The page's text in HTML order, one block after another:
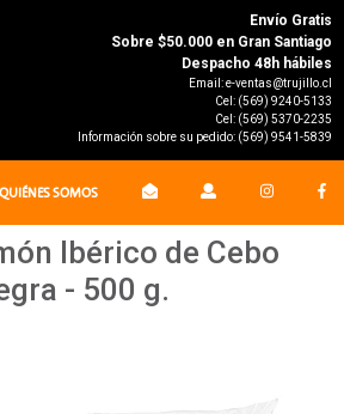
Envío Gratis
Sobre $50.000 en Gran Santiago
Despacho 48h hábiles
Email:e-ventas@trujillo.cl
Cel: (569) 9240-5133
Cel: (569) 5370-2235
Información sobre su pedido: (569) 9541-5839
QUIÉNES SOMOS
Ibérico de Cebo
- 500 g.